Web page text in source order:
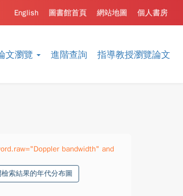
文瀏覽 進階查詢 指導教授瀏覽論文
個人書房
網站地圖
圖書館首頁
English
bandwidth" and
檢索結果的年代分布圖